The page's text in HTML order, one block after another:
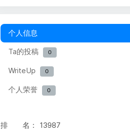
个人信息
Ta的投稿
0
WriteUp 0
个人荣誉 0
排 名： 13987